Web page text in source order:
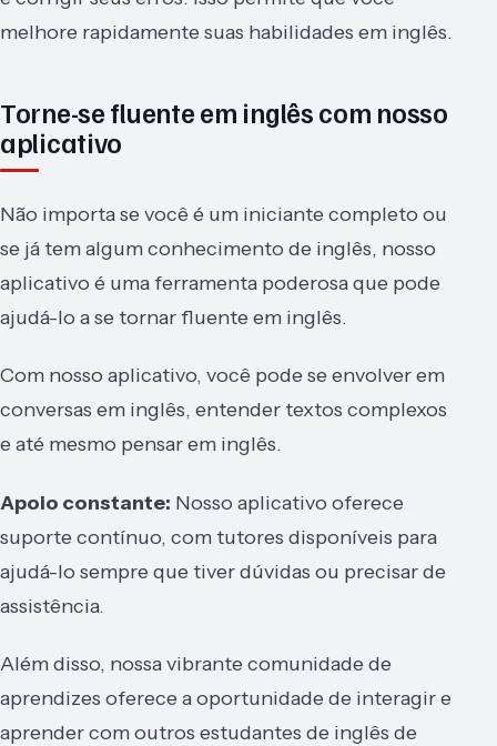
melhore rapidamente suas habilidades em inglês.
Torne-se fluente em inglês com nosso
aplicativo
Não importa se você é um iniciante completo ou
se já tem algum conhecimento de inglês, nosso
aplicativo é uma ferramenta poderosa que pode
ajudá-lo a se tornar fluente em inglês.
Com nosso aplicativo, você pode se envolver em
conversas em inglês, entender textos complexos
e até mesmo pensar em inglês.
Apoio constante: Nosso aplicativo oferece
suporte contínuo, com tutores disponíveis para
ajudá-lo sempre que tiver dúvidas ou precisar de
assistência.
Além disso, nossa vibrante comunidade de
aprendizes oferece a oportunidade de interagir e
aprender com outros estudantes de inglês de